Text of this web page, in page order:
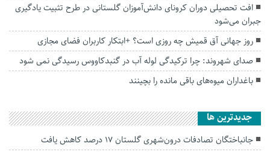
افت تحصیلی دوران کرونای دانش‌آموزان گلستانی در طرح تثبیت یادگیری
جبران می‌شود
روز جهانی آق قمیش چه روزی است؟ +ابتکار کاربران فضای مجازی
صدای شهروند: چرا ترکیدگی لوله آب در گنبدکاووس رسیدگی نمی شود
باغداران میوه‌های باقی مانده را بچینند
جديدترين ها
جانباختگان تصادفات درون‌شهری گلستان ۱۷ درصد کاهش یافت